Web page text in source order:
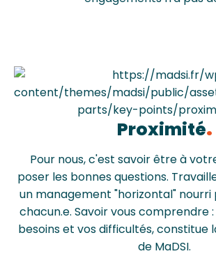
Proximité
Pour nous, c'est savoir être à
poser les bonnes questions.
un management "horizontal"
chacun.e. Savoir vous comprendre
besoins et vos difficultés, constitue
de MaDSI.